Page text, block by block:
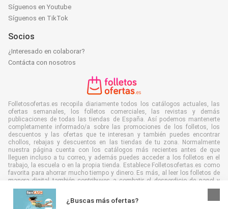
¿Buscas más ofertas?
Síguenos en Youtube
Síguenos en TikTok
Socios
¿Interesado en colaborar?
Contácta con nosotros
Folletosofertas.es recopila diariamente todos los catálogos actuales, las
ofertas semanales, los folletos comerciales, las revistas y demás
publicaciones de todas las tiendas de España. Así podemos mantenerte
completamente informado/a sobre las promociones de los folletos, los
descuentos y las ofertas que te interesan y también puedes encontrar
chollos, rebajas y descuentos en las tiendas de tu zona. Normalmente
nuestra página cuenta con los catálogos más recientes antes de que
lleguen incluso a tu correo, y además puedes acceder a los folletos en el
trabajo, la escuela o en la propia tienda. Establece Folletosofertas.es como
favorita para ahorrar mucho tiempo y dinero. Es más, al leer los folletos de
manera digital también contribuyes a combatir el desperdicio de papel y
ayudar al medioambiente.